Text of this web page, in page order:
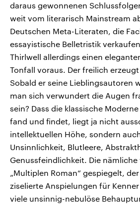
daraus gewonnenen
weit vom literarisch Mainstream
Deutschen Meta-Literaten, die
essayistische Belletristik
Thirlwell allerdings einen
Tonfall voraus. Der freilich
Sobald er seine Lieblingsautoren
man sich verwundert die Augen
sein? Dass die klassische
fand und findet, liegt ja nicht
intellektuellen Höhe, sondern
Unsinnlichkeit, Blutleere,
Genussfeindlichkeit. Die
„Multiplen Roman“ gespiegelt,
ziselierte Anspielungen für
viele unsinnig-nebulöse